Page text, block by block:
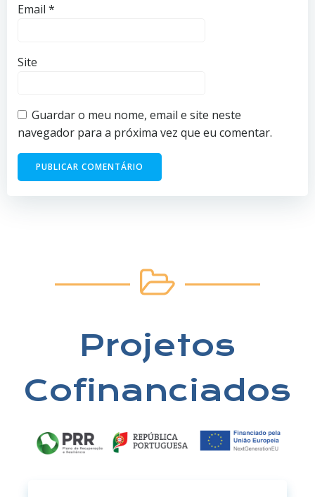
Email *
Site
Guardar o meu nome, email e site neste
navegador para a próxima vez que eu comentar.
Projetos
Cofinanciados